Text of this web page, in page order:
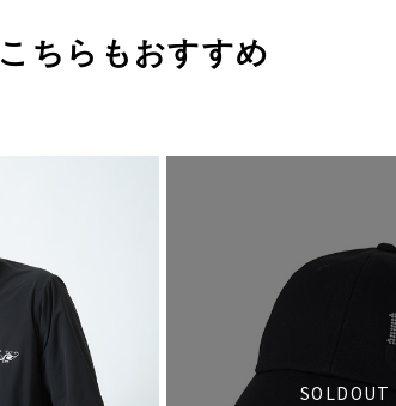
こちらもおすすめ
SOLDOUT